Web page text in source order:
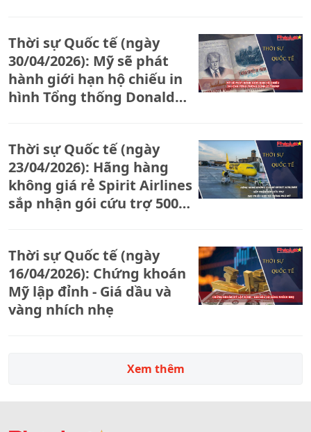
Thời sự Quốc tế (ngày
30/04/2026): Mỹ sẽ phát
hành giới hạn hộ chiếu in
hình Tổng thống Donald
Thời sự Quốc tế (ngày
23/04/2026): Hãng hàng
không giá rẻ Spirit Airlines
sắp nhận gói cứu trợ 500
Thời sự Quốc tế (ngày
16/04/2026): Chứng khoán
Mỹ lập đỉnh - Giá dầu và
vàng nhích nhẹ
Xem thêm